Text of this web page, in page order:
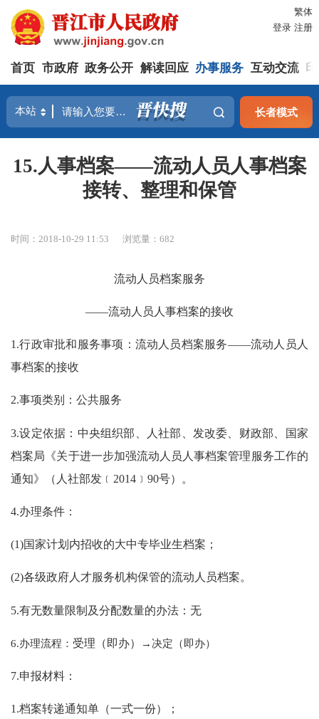
繁体
登录 注册
首页 市政府 政务公开 解读回应 办事服务 互动交流
长者模式
15.人事档案——流动人员人事档案
接转、整理和保管
时间：2018-10-29 11:53 浏览量：682
流动人员档案服务
——流动人员人事档案的接收
1.行政审批和服务事项：流动人员档案服务——流动人员人
事档案的接收
2.事项类别：公共服务
3.设定依据：中央组织部、人社部、发改委、财政部、国家
档案局《关于进一步加强流动人员人事档案管理服务工作的
通知》（人社部发﹝2014﹞90号）。
4.办理条件：
(1)国家计划内招收的大中专毕业生档案；
(2)各级政府人才服务机构保管的流动人员档案。
5.有无数量限制及分配数量的办法：无
6.办理流程： 受理（即办） →决定（即办）
7.申报材料：
1.档案转递通知单（一式一份）；